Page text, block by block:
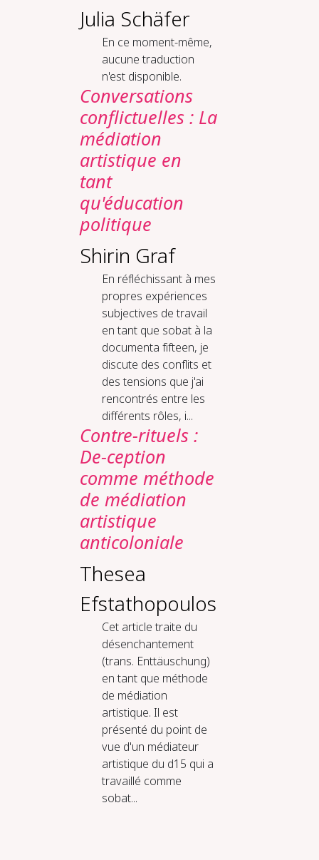
Julia Schäfer
En ce moment-même,
aucune traduction
n'est disponible.
Conversations
conflictuelles : La
médiation
artistique en
tant
qu'éducation
politique
Shirin Graf
En réfléchissant à mes
propres expériences
subjectives de travail
en tant que sobat à la
documenta fifteen, je
discute des conflits et
des tensions que j'ai
rencontrés entre les
différents rôles, i...
Contre-rituels :
De-ception
comme méthode
de médiation
artistique
anticoloniale
Thesea
Efstathopoulos
Cet article traite du
désenchantement
(trans. Enttäuschung)
en tant que méthode
de médiation
artistique. Il est
présenté du point de
vue d'un médiateur
artistique du d15 qui a
travaillé comme
sobat...